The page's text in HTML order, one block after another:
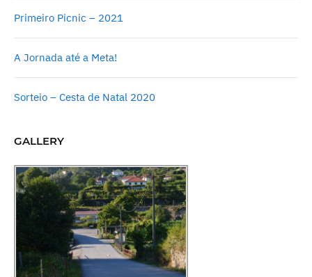
Primeiro Picnic – 2021
A Jornada até a Meta!
Sorteio – Cesta de Natal 2020
GALLERY